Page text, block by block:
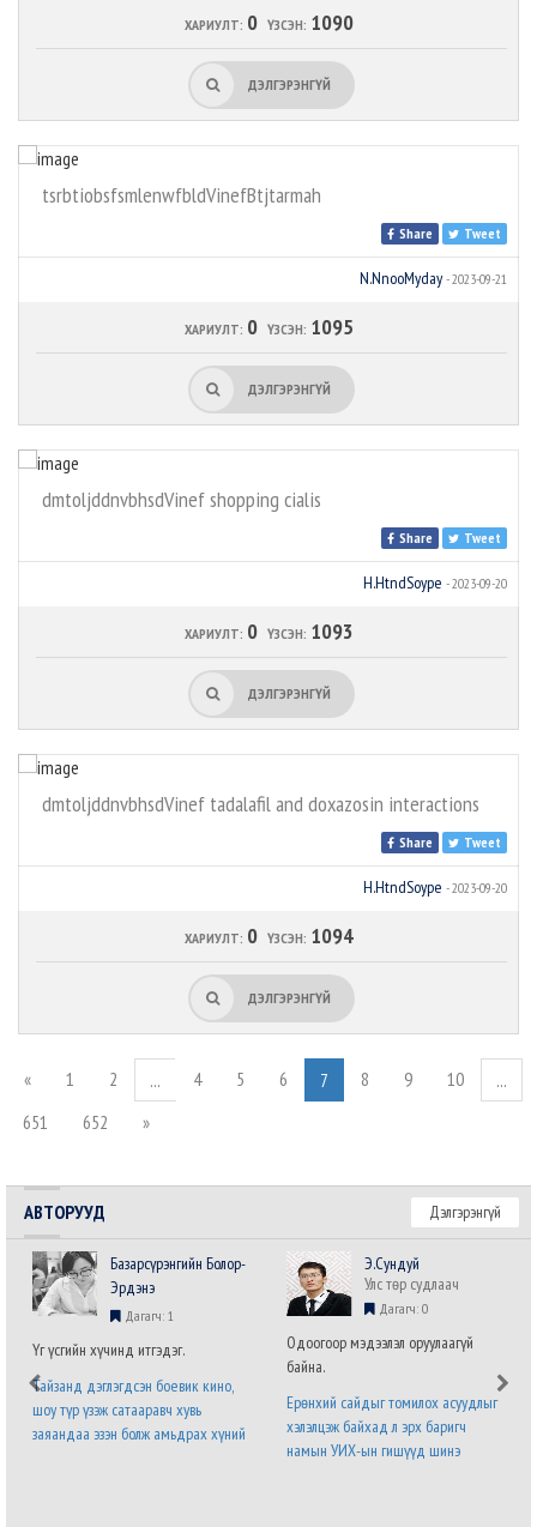
ХАРИУЛТ: 0 ҮЗСЭН: 1090
ДЭЛГЭРЭНГҮЙ
tsrbtiobsfsmlenwfbldVinefBtjtarmah
Share Tweet
N.NnooMyday - 2023-09-21
ХАРИУЛТ: 0 ҮЗСЭН: 1095
ДЭЛГЭРЭНГҮЙ
dmtoljddnvbhsdVinef shopping cialis
Share Tweet
H.HtndSoype - 2023-09-20
ХАРИУЛТ: 0 ҮЗСЭН: 1093
ДЭЛГЭРЭНГҮЙ
dmtoljddnvbhsdVinef tadalafil and doxazosin interactions
Share Tweet
H.HtndSoype - 2023-09-20
ХАРИУЛТ: 0 ҮЗСЭН: 1094
ДЭЛГЭРЭНГҮЙ
« 1 2 ... 4 5 6 7 8 9 10
...
651
652 »
АВТОРУУД Дэлгэрэнгүй
Базарсүрэнгийн Болор-
Эрдэнэ
Дагагч: 1
Үг үсгийн хүчинд итгэдэг.
Тайзанд дэглэгдсэн боевик кино,
шоу түр үзэж сатааравч хувь
заяандаа эзэн болж амьдрах хүний
Э.Сундуй
Улс төр судлаач
Дагагч: 0
Одоогоор мэдээлэл оруулаагүй
байна.
Ерөнхий сайдыг томилох асуудлыг
хэлэлцэж байхад л эрх баригч
намын УИХ-ын гишүүд шинэ